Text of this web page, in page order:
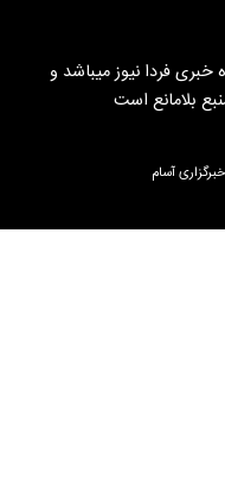
فردا نیوز میباشد و
بلامانع است
آسام